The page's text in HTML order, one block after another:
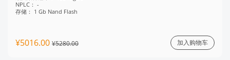
NPLC： -
存储： 1 Gb Nand Flash
¥5016.00 ¥5280.00 加入购物车